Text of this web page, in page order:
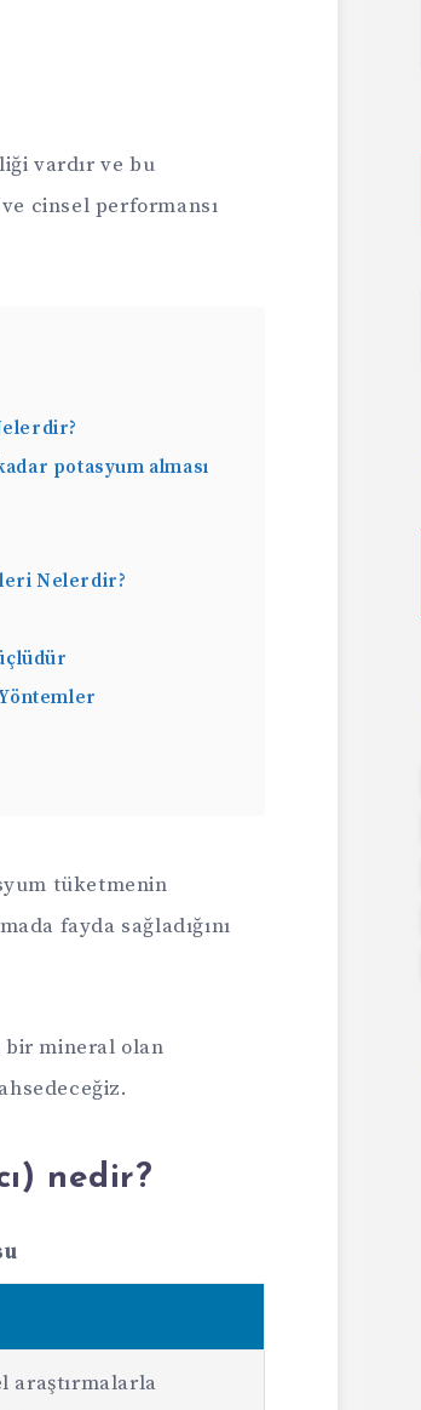
vardır ve bu
cinsel performansı
potasyum alması
Nelerdir?
tüketmenin
fayda sağladığını
bir mineral olan
nedir?
araştırmalarla